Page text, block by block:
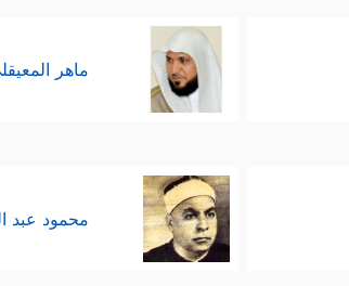
ماهر
محمود عبد